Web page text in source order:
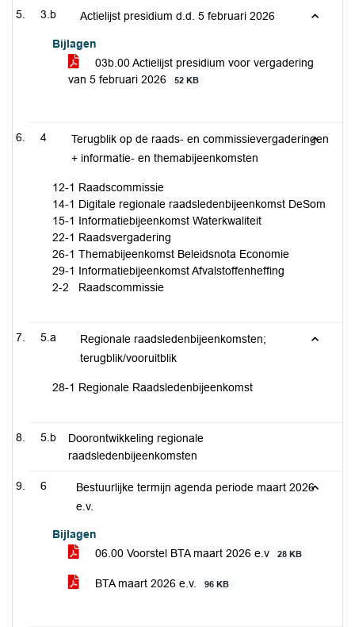
3.b Actielijst presidium d.d. 5 februari 2026
Bijlagen
03b.00 Actielijst presidium voor vergadering
van 5 februari 2026
52 KB
4
Terugblik op de raads- en commissievergaderingen
+ informatie- en themabijeenkomsten
12-1 Raadscommissie
14-1 Digitale regionale raadsledenbijeenkomst DeSom
15-1 Informatiebijeenkomst Waterkwaliteit
22-1 Raadsvergadering
26-1 Themabijeenkomst Beleidsnota Economie
29-1 Informatiebijeenkomst Afvalstoffenheffing
2-2 Raadscommissie
5.a
Regionale raadsledenbijeenkomsten;
terugblik/vooruitblik
28-1 Regionale Raadsledenbijeenkomst
5.b
Doorontwikkeling regionale
raadsledenbijeenkomsten
6
Bestuurlijke termijn agenda periode maart 2026
e.v.
Bijlagen
06.00 Voorstel BTA maart 2026 e.v
28 KB
BTA maart 2026 e.v. 96 KB